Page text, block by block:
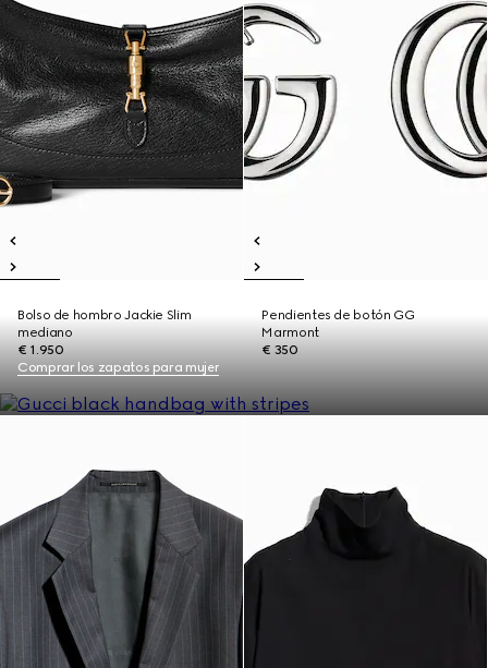
Bolso de hombro Jackie Slim
mediano
€ 1.950
Pendientes de botón GG
Marmont
€ 350
Comprar los zapatos para mujer